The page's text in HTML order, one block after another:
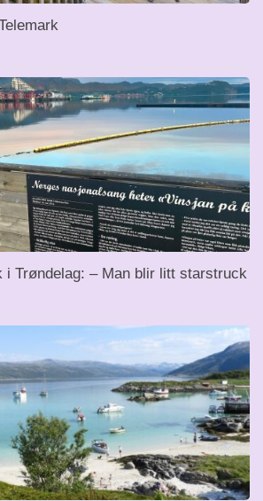
i Trøndelag: – Man blir litt starstruck